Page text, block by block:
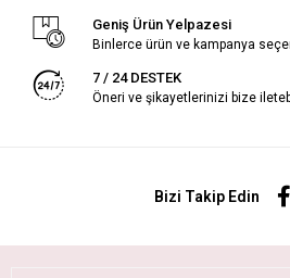
Geniş Ürün Yelpazesi
Binlerce ürün ve kampanya
7 / 24 DESTEK
Öneri ve şikayetlerinizi bize
Bizi Takip Edin